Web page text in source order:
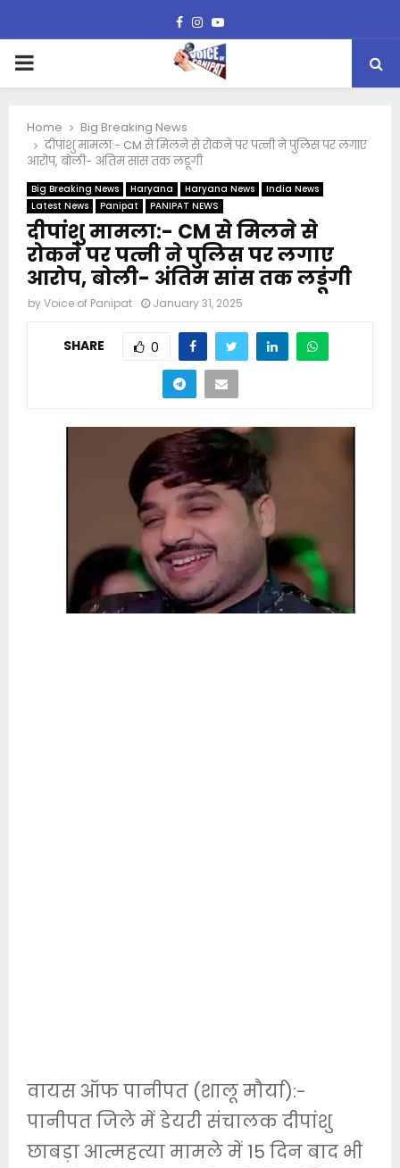
Facebook
Instagram
Youtube
PRIMARY
Home
Big Breaking News
दीपांशु मामला:- CM से मिलने से रोकने पर पत्नी ने पुलिस पर लगाए
आरोप, बोली- अंतिम सांस तक लडूंगी
Big Breaking News Haryana Haryana News
India News
Latest News
Panipat PANIPAT NEWS
दीपांशु मामला:- CM से मिलने से
रोकने पर पत्नी ने पुलिस पर लगाए
आरोप, बोली- अंतिम सांस तक लडूंगी
byVoice of Panipat January 31, 2025
SHARE 0
वायस ऑफ पानीपत (शालू मौर्या):-
पानीपत जिले में डेयरी संचालक दीपांशु
छाबड़ा आत्महत्या मामले में 15 दिन बाद भी